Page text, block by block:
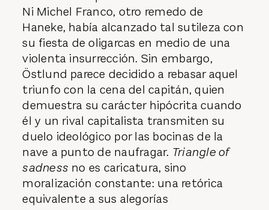
Ni Michel Franco, otro remedo de
Haneke, había alcanzado tal sutileza con
su fiesta de oligarcas en medio de una
violenta insurrección. Sin embargo,
Östlund parece decidido a rebasar aquel
triunfo con la cena del capitán, quien
demuestra su carácter hipócrita cuando
él y un rival capitalista transmiten su
duelo ideológico por las bocinas de la
nave a punto de naufragar. Triangle of
sadness no es caricatura, sino
moralización constante: una retórica
equivalente a sus alegorías